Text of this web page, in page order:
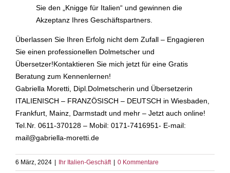
Sie den „Knigge für Italien“ und gewinnen die
Akzeptanz Ihres Geschäftspartners.
Überlassen Sie Ihren Erfolg nicht dem Zufall – Engagieren
Sie einen professionellen Dolmetscher und
Übersetzer!Kontaktieren Sie mich jetzt für eine Gratis
Beratung zum Kennenlernen!
Gabriella Moretti, Dipl.Dolmetscherin und Übersetzerin
ITALIENISCH – FRANZÖSISCH – DEUTSCH in Wiesbaden,
Frankfurt, Mainz, Darmstadt und mehr – Jetzt auch online!
Tel.Nr. 0611-370128 – Mobil: 0171-7416951- E-mail:
mail@gabriella-moretti.de
6 März, 2024 Ihr Italien-Geschäft 0 Kommentare